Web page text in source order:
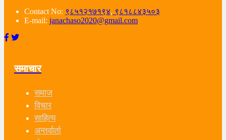
Contact No: ९८५१२१७१९४, ९८१८८४३५०३
E-mail: janachaso2020@gmail.com
समाचार
समाज
विचार
साहित्य
अन्तर्वार्ता